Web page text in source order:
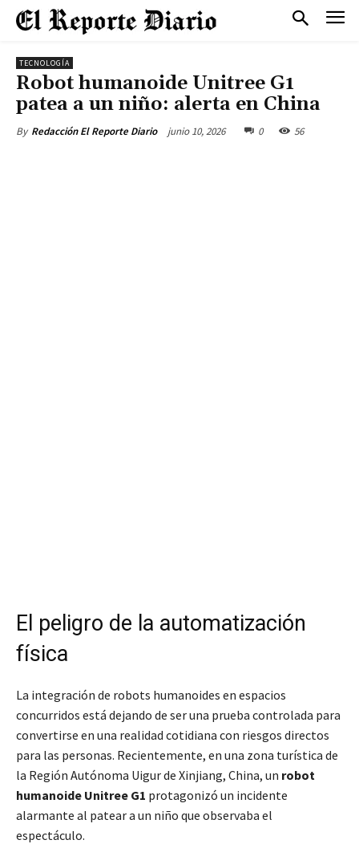
TECNOLOGÍA
Robot humanoide Unitree G1
patea a un niño: alerta en China
By Redacción El Reporte Diario junio 10, 2026 0 56
El peligro de la automatización
física
La integración de robots humanoides en espacios
concurridos está dejando de ser una prueba controlada para
convertirse en una realidad cotidiana con riesgos directos
para las personas. Recientemente, en una zona turística de
la Región Autónoma Uigur de Xinjiang, China, un robot
humanoide Unitree G1 protagonizó un incidente
alarmante al patear a un niño que observaba el
espectáculo.